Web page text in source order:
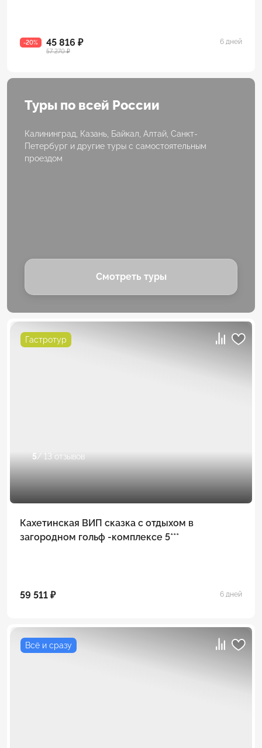
-20% 45 816 ₽
57 270 ₽
6 дней
Туры по всей России
Калининград, Казань, Байкал, Алтай, Санкт-
Петербург и другие туры с самостоятельным
проездом
Смотреть туры
Гастротур
5/ 13 отзывов
Кахетинская ВИП сказка с отдыхом в
загородном гольф -комплексе 5***
59 511 ₽ 6 дней
Всё и сразу